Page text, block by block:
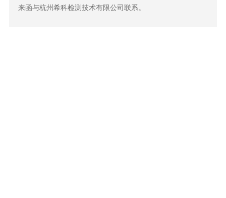
来函与杭州希科检测技术有限公司联系。